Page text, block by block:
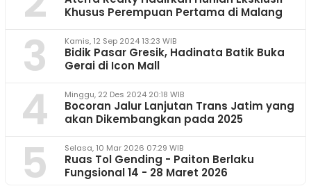
Khusus Perempuan Pertama di Malang
3 Kamis, 12 Sep 2024 13:23 WIB
Bidik Pasar Gresik, Hadinata Batik Buka
Gerai di Icon Mall
4 Minggu, 22 Des 2024 20:18 WIB
Bocoran Jalur Lanjutan Trans Jatim yang
akan Dikembangkan pada 2025
5 Selasa, 10 Mar 2026 07:29 WIB
Ruas Tol Gending - Paiton Berlaku
Fungsional 14 - 28 Maret 2026